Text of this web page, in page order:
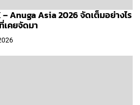
– Anuga Asia 2026 จัดเต็มอย่างไร
เคยจัดมา